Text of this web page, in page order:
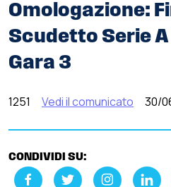
Omologazione:
Scudetto Serie
Gara 3
1251 Vedi il comunicato 30/
CONDIVIDI SU: